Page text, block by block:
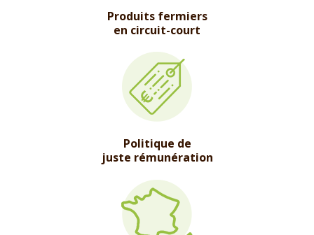
Produits fermiers
en circuit-court
Politique de
juste rémunération